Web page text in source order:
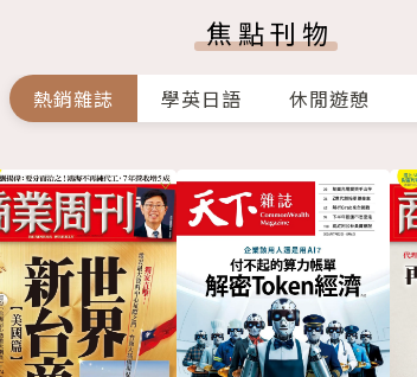
焦點刊物
熱銷雜誌 學英日語 休閒遊憩